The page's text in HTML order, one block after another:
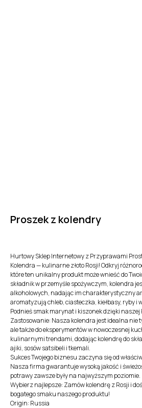
Proszek z kolendry
Hurtowy Sklep Internetowy z Przyprawami
Kolendra — kulinarne złoto Rosji! Odkryj
które ten unikalny produkt może wnieść do
składnik w przemyśle spożywczym, kolendra
alkoholowych, nadając im charakterystyczny
aromatyzują chleb, ciasteczka, kiełbasy, ryby i
Podnieś smak marynat i kiszonek dzięki naszej
Zastosowanie: Nasza kolendra jest idealna nie
ale także do eksperymentów w nowoczesnej
kulinarnymi trendami, dodając kolendrę do
ajiki, sosów satsibeli i tkemali.
Sukces Twojego biznesu zaczyna się od
Nasza firma gwarantuje wysoką jakość i
potrawy zawsze były na najwyższym poziomie.
Wybierz najlepsze: Zamów kolendrę z Rosji i
bogatego smaku naszego produktu!
Origin: Russia